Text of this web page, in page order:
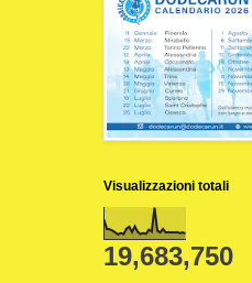
Visualizzazioni totali
19,683,750